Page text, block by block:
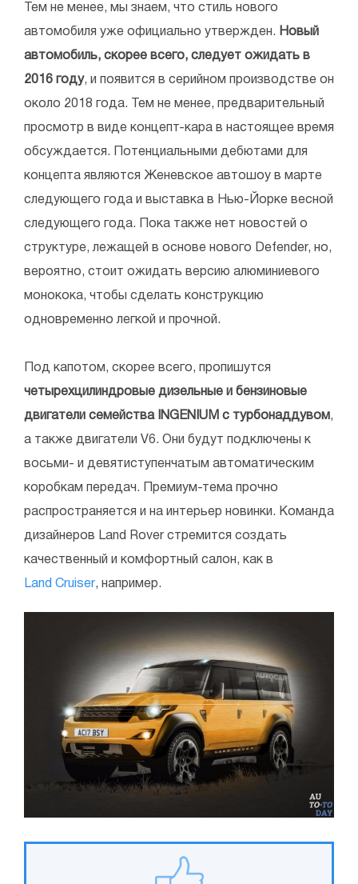
Тем не менее, мы знаем, что стиль нового
автомобиля уже официально утвержден. Новый
автомобиль, скорее всего, следует ожидать в
2016 году, и появится в серийном производстве он
около 2018 года. Тем не менее, предварительный
просмотр в виде концепт-кара в настоящее время
обсуждается. Потенциальными дебютами для
концепта являются Женевское автошоу в марте
следующего года и выставка в Нью-Йорке весной
следующего года. Пока также нет новостей о
структуре, лежащей в основе нового Defender, но,
вероятно, стоит ожидать версию алюминиевого
монокока, чтобы сделать конструкцию
одновременно легкой и прочной.
Под капотом, скорее всего, пропишутся
четырехцилиндровые дизельные и бензиновые
двигатели семейства INGENIUM с турбонаддувом ,
а также двигатели V6. Они будут подключены к
восьми- и девятиступенчатым автоматическим
коробкам передач. Премиум-тема прочно
распространяется и на интерьер новинки. Команда
дизайнеров Land Rover стремится создать
качественный и комфортный салон, как в
Land Cruiser, например.